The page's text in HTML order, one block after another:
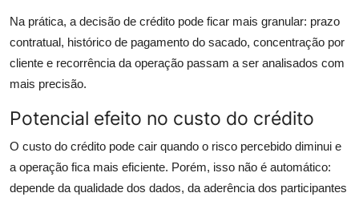
Na prática, a decisão de crédito pode ficar mais granular: prazo
contratual, histórico de pagamento do sacado, concentração por
cliente e recorrência da operação passam a ser analisados com
mais precisão.
Potencial efeito no custo do crédito
O custo do crédito pode cair quando o risco percebido diminui e
a operação fica mais eficiente. Porém, isso não é automático:
depende da qualidade dos dados, da aderência dos participantes